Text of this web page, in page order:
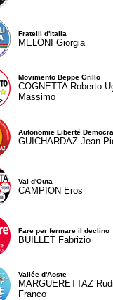
Fratelli d'Italia
MELONI Giorgia
Movimento Beppe Grillo
COGNETTA Roberto
Massimo
Autonomie Liberté
GUICHARDAZ Jean
Val d'Outa
CAMPION Eros
Fare per fermare il declino
BUILLET Fabrizio
Vallée d'Aoste
MARGUERETTAZ
Franco